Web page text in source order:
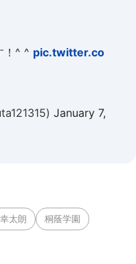
！^ ^ pic.twitter.co
January 7,
太朗 桐蔭学園